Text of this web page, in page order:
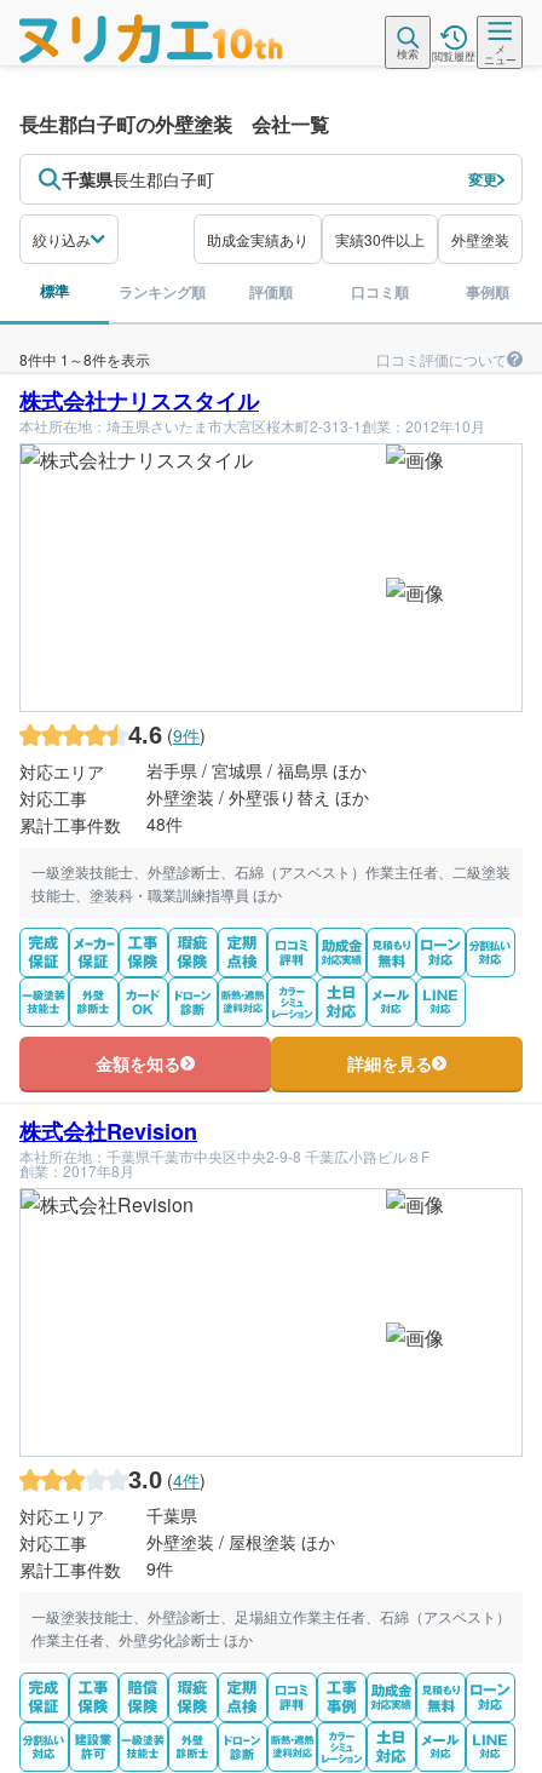
検索 閲覧履歴
メ
ニュー
長生郡白子町の外壁塗装 会社一覧
千葉県長生郡白子町 変更
絞り込み 助成金実績あり 実績30件以上 外壁塗装
標準 ランキング順 評価順 口コミ順 事例順
8件中 1～8件を表示 口コミ評価について
株式会社ナリススタイル
本社所在地：埼玉県さいたま市大宮区桜木町2-313-1創業：2012年10月
4.6 (9件)
対応エリア
岩手県 / 宮城県 / 福島県 ほか
対応工事
外壁塗装 / 外壁張り替え ほか
累計工事件数
48件
一級塗装技能士、外壁診断士、石綿（アスベスト）作業主任者、二級塗装
技能士、塗装科・職業訓練指導員 ほか
金額を知る 詳細を見る
株式会社Revision
本社所在地：千葉県千葉市中央区中央2-9-8 千葉広小路ビル８F
創業：2017年8月
3.0 (4件)
対応エリア
千葉県
対応工事
外壁塗装 / 屋根塗装 ほか
累計工事件数
9件
一級塗装技能士、外壁診断士、足場組立作業主任者、石綿（アスベスト）
作業主任者、外壁劣化診断士 ほか